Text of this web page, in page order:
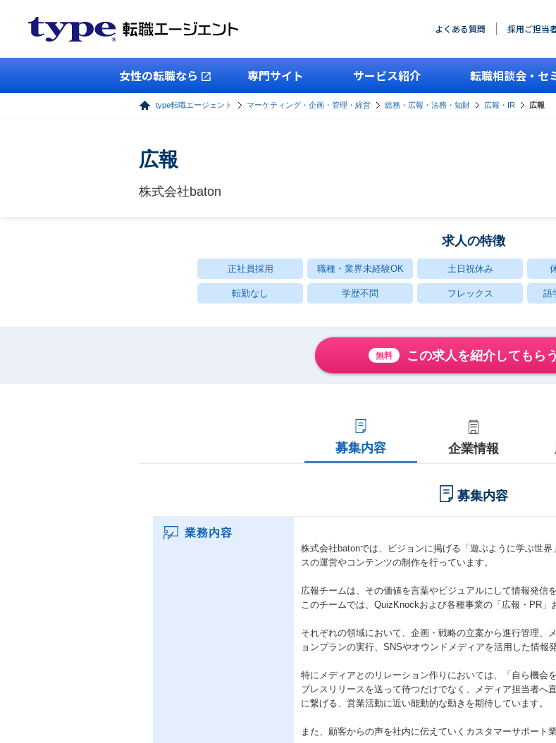
よくある質問 採用ご担当
女性の転職なら 専門サイト サービス紹介 転職相談会・セ
type転職エージェント マーケティング・企画・管理・経営 総務・広報・法務・知財 広報・IR 広報
広報
株式会社baton
求人の特徴
正社員採用 職種・業界未経験OK 土日祝休み
転勤なし 学歴不問 フレックス 語
無料 この求人を紹介してもらう
募集内容 企業情報
募集内容
業務内容
株式会社batonでは、ビジョンに掲げる「遊ぶように学ぶ世
スの運営やコンテンツの制作を行っています。
広報チームは、その価値を言葉やビジュアルにして情報発信
このチームでは、QuizKnockおよび各種事業の「広報・PR」
それぞれの領域において、企画・戦略の立案から進行管理、
ョンプランの実行、SNSやオウンドメディアを活用した情報
特にメディアとのリレーション作りにおいては、「自ら機会
プレスリリースを送って待つだけでなく、メディア担当者へ
に繋げる、営業活動に近い能動的な動きを期待しています。
また、顧客からの声を社内に伝えていくカスタマーサポート